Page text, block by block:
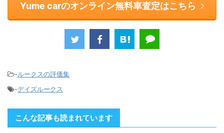
Yume carのオンライン無料車査定はこちら
-ルークスの評価集
-デイズルークス
こんな記事も読まれています